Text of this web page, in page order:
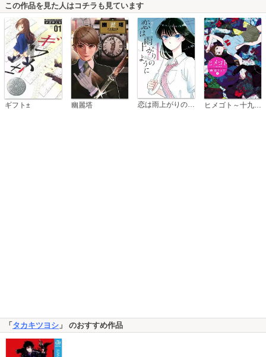
この作品を見た人はコチラも見ています
ギフト± 幽麗塔 恋は雨上がりのように
「タカキツヨシ 」 のおすすめ作品